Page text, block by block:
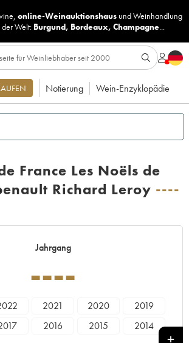
online-Weinauktionshaus undWeinhandlung
Welt: Burgund, Bordeaux, Champagne...
Notierung Wein-Enzyklopädie
France Les Noëls de
Richard Leroy ----
Jahrgang
----
2021 2020
2019
2016 2015
2014